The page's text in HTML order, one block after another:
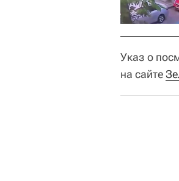
Указ о
на сайте